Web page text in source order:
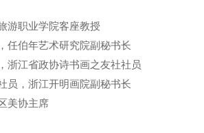
游职业学院客座教授
任伯年艺术研究院副秘书长
浙江省政协诗书画之友社社员
员，浙江开明画院副秘书长
美协主席